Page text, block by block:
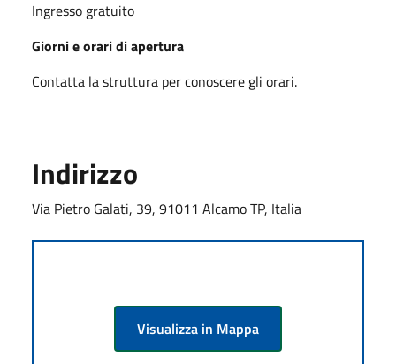
Ingresso gratuito
Giorni e orari di apertura
Contatta la struttura per conoscere gli orari.
Indirizzo
Via Pietro Galati, 39, 91011 Alcamo TP, Italia
Visualizza in Mappa